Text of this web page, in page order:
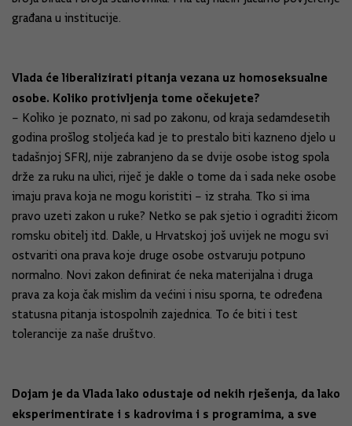
građana u institucije.
Vlada će liberalizirati pitanja vezana uz homoseksualne
osobe. Koliko protivljenja tome očekujete?
– Koliko je poznato, ni sad po zakonu, od kraja sedamdesetih
godina prošlog stoljeća kad je to prestalo biti kazneno djelo u
tadašnjoj SFRJ, nije zabranjeno da se dvije osobe istog spola
drže za ruku na ulici, riječ je dakle o tome da i sada neke osobe
imaju prava koja ne mogu koristiti – iz straha. Tko si ima
pravo uzeti zakon u ruke? Netko se pak sjetio i ograditi žicom
romsku obitelj itd. Dakle, u Hrvatskoj još uvijek ne mogu svi
ostvariti ona prava koje druge osobe ostvaruju potpuno
normalno. Novi zakon definirat će neka materijalna i druga
prava za koja čak mislim da većini i nisu sporna, te određena
statusna pitanja istospolnih zajednica. To će biti i test
tolerancije za naše društvo.
Dojam je da Vlada lako odustaje od nekih rješenja, da lako
eksperimentirate i s kadrovima i s programima, a sve